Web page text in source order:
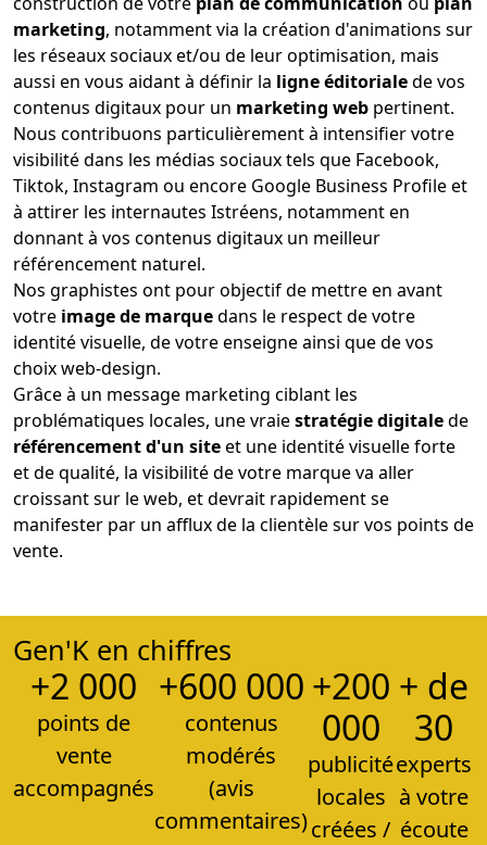
marketing, notamment via la création d'animations sur
les réseaux sociaux et/ou de leur optimisation, mais
aussi en vous aidant à définir la ligne éditorialede vos
contenus digitaux pour un marketing web pertinent.
Nous contribuons particulièrement à intensifier votre
visibilité dans les médias sociaux tels que Facebook,
Tiktok, Instagram ou encore Google Business Profile et
à attirer les internautes Istréens, notamment en
donnant à vos contenus digitaux un meilleur
référencement naturel.
Nos graphistes ont pour objectif de mettre en avant
votre image de marquedans le respect de votre
identité visuelle, de votre enseigne ainsi que de vos
choix web-design.
Grâce à un message marketing ciblant les
problématiques locales, une vraiestratégie digitalede
référencement d'un siteet une identité visuelle forte
et de qualité, la visibilité de votre marque va aller
croissant sur le web, et devrait rapidement se
manifester par un afflux de la clientèle sur vos points de
vente.
Gen'K en chiffres
+2 000
points de
vente
accompagnés
+600 000
contenus
modérés
(avis
commentaires)
+200
000
publicité
locales
créées /
+ de
30
experts
à votre
écoute